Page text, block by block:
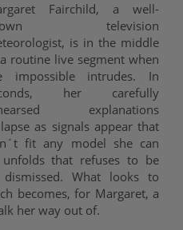
Fairchild, a well-
television
is in the middle
routine live segment when
impossible intrudes. In
her carefully
explanations
as signals appear that
fit any model she can
that refuses to be
What looks to
becomes, for Margaret, a
her way out of.